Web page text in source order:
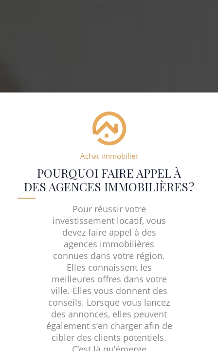
Achat immobilier
POURQUOI FAIRE APPEL À
DES AGENCES IMMOBILIÈRES ?
Pour réussir votre
investissement locatif, vous
devez faire appel à des
agences immobilières
connues dans votre région.
Elles connaissent les
meilleures offres dans votre
ville. Elles vous donnent des
conseils. Lorsque vous lancez
des annonces, elles peuvent
également s’en charger afin de
cibler des clients potentiels.